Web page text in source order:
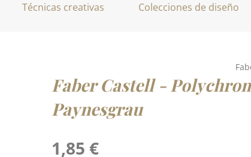
Técnicas creativas Colecciones de diseño
Faber Castell -
Paynesgrau
Precio normal:
1,85 €